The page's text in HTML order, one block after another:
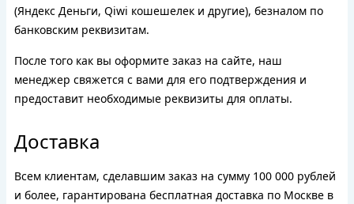
(Яндекс Деньги, Qiwi кошешелек и другие), безналом по
банковским реквизитам.
После того как вы оформите заказ на сайте, наш
менеджер свяжется с вами для его подтверждения и
предоставит необходимые реквизиты для оплаты.
Доставка
Всем клиентам, сделавшим заказ на сумму 100 000 рублей
и более, гарантирована бесплатная доставка по Москве в